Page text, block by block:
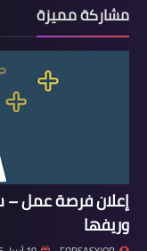
مشاركة مميزة
إعلان فرصة عمل
وريفها